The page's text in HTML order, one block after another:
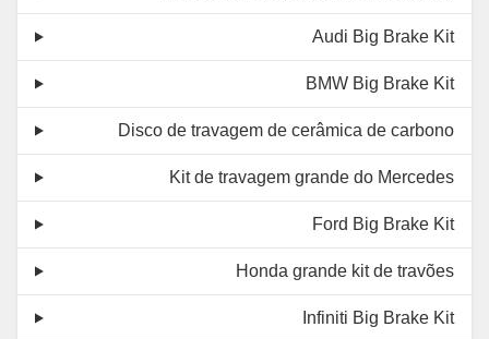
Audi Big Brake Kit
BMW Big Brake Kit
Disco de travagem de cerâmica de carbono
Kit de travagem grande do Mercedes
Ford Big Brake Kit
Honda grande kit de travões
Infiniti Big Brake Kit